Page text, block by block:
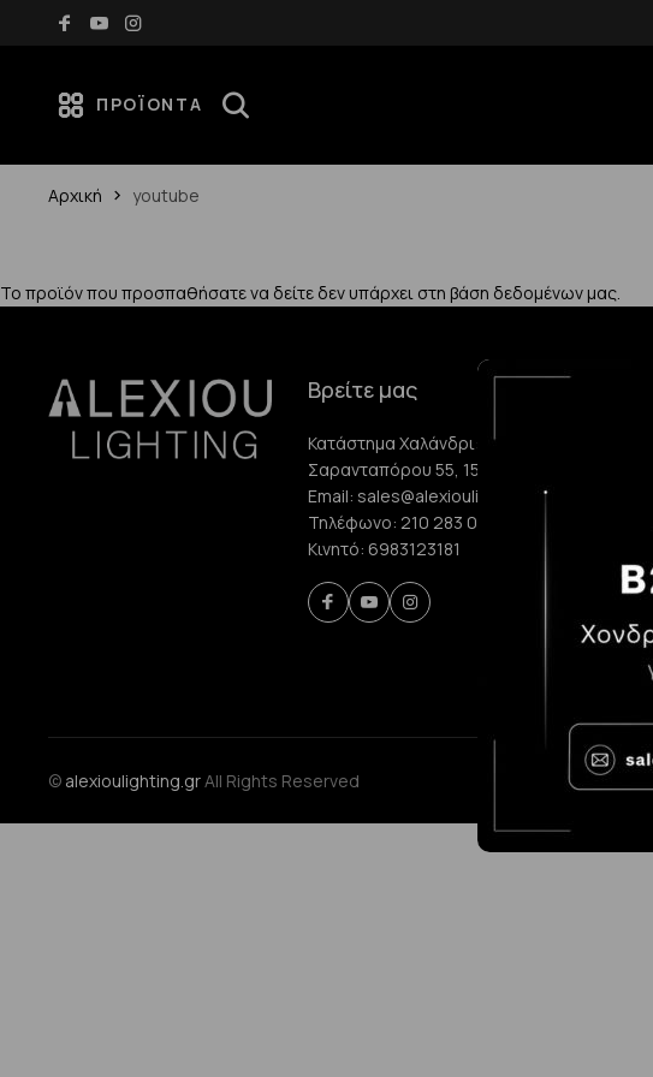
Νέες αφίξεις κάθε εβδομάδα — Ανακάλυψέ τες
ΠΡΟΪΌΝΤΑ
Αρχική youtube
Το προϊόν που προσπαθήσατε να δείτε δεν υπάρχει στη βάση δεδομένων μας.
Βρείτε μας
Κατάστημα Χαλάνδρι:
Σαρανταπόρου 55, 15232, Χαλάνδρι
Email: sales@alexioulighting.gr
Τηλέφωνο: 210 283 0072
Κινητό: 6983123181
© alexioulighting.grAll Rights Reserved